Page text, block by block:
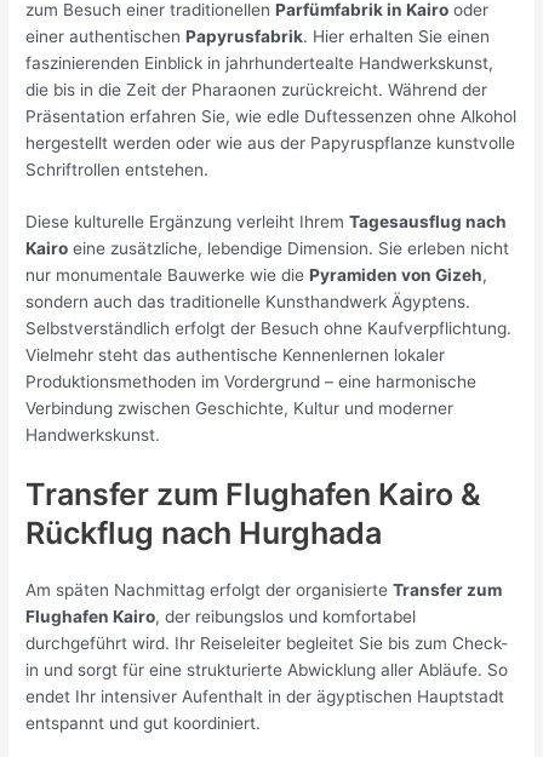
zum Besuch einer traditionellenParfümfabrik in Kairo oder
einer authentischenPapyrusfabrik. Hier erhalten Sie einen
faszinierenden Einblick in jahrhundertealte Handwerkskunst,
die bis in die Zeit der Pharaonen zurückreicht. Während der
Präsentation erfahren Sie, wie edle Duftessenzen ohne Alkohol
hergestellt werden oder wie aus der Papyruspflanze kunstvolle
Schriftrollen entstehen.
Diese kulturelle Ergänzung verleiht IhremTagesausflug nach
Kairo eine zusätzliche, lebendige Dimension. Sie erleben nicht
nur monumentale Bauwerke wie diePyramiden von Gizeh,
sondern auch das traditionelle Kunsthandwerk Ägyptens.
Selbstverständlich erfolgt der Besuch ohne Kaufverpflichtung.
Vielmehr steht das authentische Kennenlernen lokaler
Produktionsmethoden im Vordergrund – eine harmonische
Verbindung zwischen Geschichte, Kultur und moderner
Handwerkskunst.
Transfer zum Flughafen Kairo &
Rückflug nach Hurghada
Am späten Nachmittag erfolgt der organisierteTransfer zum
Flughafen Kairo, der reibungslos und komfortabel
durchgeführt wird. Ihr Reiseleiter begleitet Sie bis zum Check-
in und sorgt für eine strukturierte Abwicklung aller Abläufe. So
endet Ihr intensiver Aufenthalt in der ägyptischen Hauptstadt
entspannt und gut koordiniert.